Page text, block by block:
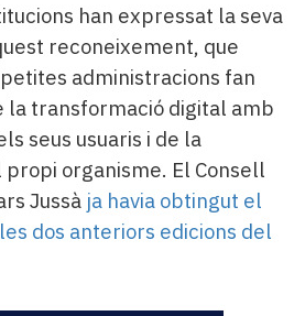
han expressat la seva
reconeixement, que
administracions fan
transformació digital amb
seus usuaris i de la
propi organisme. El Consell
Jussà ja havia obtingut el
dos anteriors edicions del